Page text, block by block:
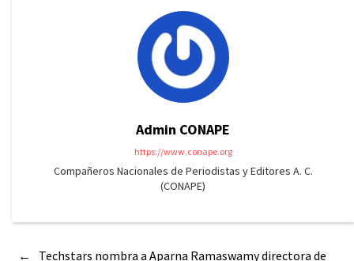
Admin CONAPE
https://www.conape.org
Compañeros Nacionales de Periodistas y Editores A. C.
(CONAPE)
←
Techstars nombra a Aparna Ramaswamy directora de